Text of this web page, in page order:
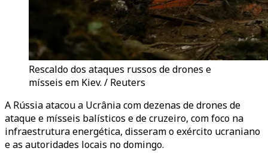
Rescaldo dos ataques russos de drones e
mísseis em Kiev. / Reuters
A Rússia atacou a Ucrânia com dezenas de drones de
ataque e mísseis balísticos e de cruzeiro, com foco na
infraestrutura energética, disseram o exército ucraniano
e as autoridades locais no domingo.